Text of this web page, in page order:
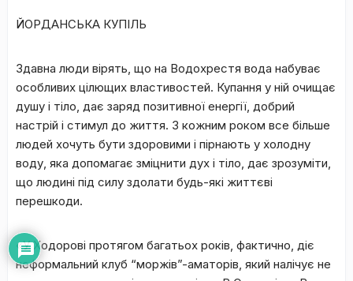
ЙОРДАНСЬКА КУПІЛЬ
Здавна люди вірять, що на Водохрестя вода набуває
особливих цілющих властивостей. Купання у ній очищає
душу і тіло, дає заряд позитивної енергії, добрий
настрій і стимул до життя. З кожним роком все більше
людей хочуть бути здоровими і пірнають у холодну
воду, яка допомагає зміцнити дух і тіло, дає зрозуміти,
що людині під силу здолати будь-які життєві
перешкоди.
«У Ходорові протягом багатьох років, фактично, діє
неформальний клуб “моржів”-аматорів, який налічує не